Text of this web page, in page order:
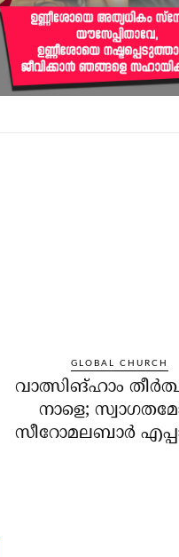
GLOBAL CHURCH
വാത്സിങ്ഹാം
നാളെ;
സീറോമലബാർ